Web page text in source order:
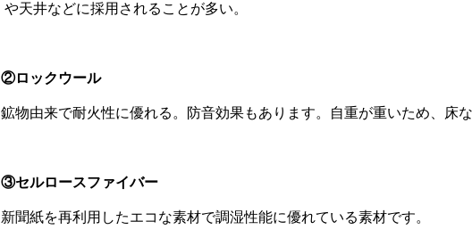
や天井などに採用されることが多い。
②ロックウール
鉱物由来で耐火性に優れる。防音効果もあります。自重が重いため、床
③セルロースファイバー
新聞紙を再利用したエコな素材で調湿性能に優れている素材です。